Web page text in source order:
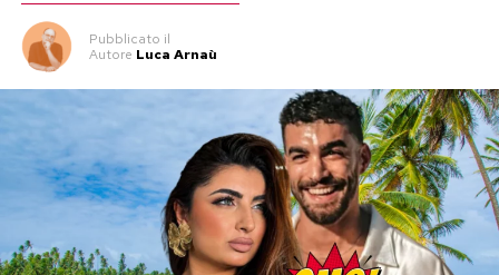
giudizio, rappresenterebbe un’ulteriore
conferma del suo carattere.
«Non solo io: tutte le sue ex ragazze, se così
possiamo chiamarle, sono rimaste sue amiche.
Se fosse davvero una persona disturbata,
ossessiva o violenta, come mai tutte noi siamo
rimaste in buoni rapporti con lui?», ha
affermato.
Pubblicato il
Autore Luca Arnaù